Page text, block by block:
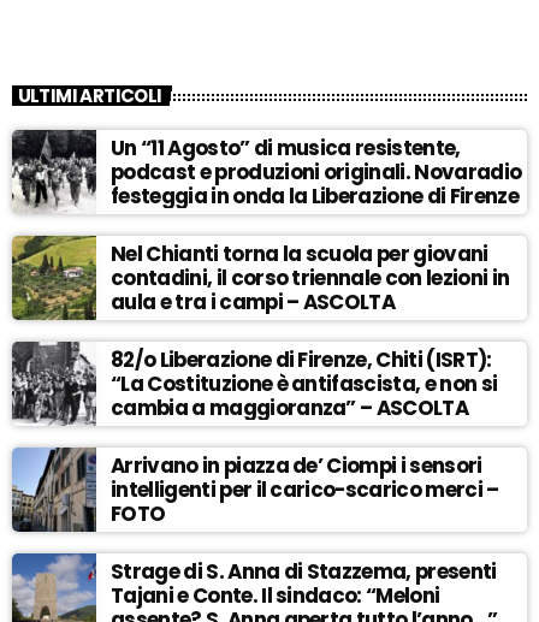
ULTIMI ARTICOLI
Un “11 Agosto” di musica resistente,
podcast e produzioni originali. Novaradio
festeggia in onda la Liberazione di Firenze
Nel Chianti torna la scuola per giovani
contadini, il corso triennale con lezioni in
aula e tra i campi – ASCOLTA
82/o Liberazione di Firenze, Chiti (ISRT):
“La Costituzione è antifascista, e non si
cambia a maggioranza” – ASCOLTA
Arrivano in piazza de’ Ciompi i sensori
intelligenti per il carico-scarico merci –
FOTO
Strage di S. Anna di Stazzema, presenti
Tajani e Conte. Il sindaco: “Meloni